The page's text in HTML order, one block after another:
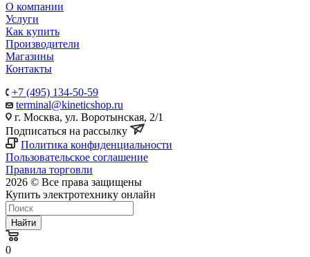
О компании
Услуги
Как купить
Производители
Магазины
Контакты
+7 (495) 134-50-59
terminal@kineticshop.ru
г. Москва, ул. Воротынская, 2/1
Подписаться на рассылку
Политика конфиденциальности
Пользовательское соглашение
Правила торговли
2026 © Все права защищены
Купить электротехнику онлайн
Найти
0